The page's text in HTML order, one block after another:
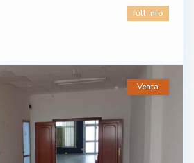
full info
Venta